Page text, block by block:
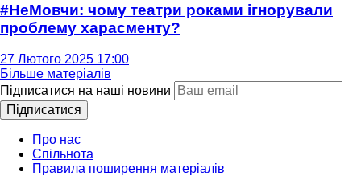
#НеМовчи: чому театри роками ігнорували
проблему харасменту?
27 Лютого 2025 17:00
Більше матеріалів
Підписатися на наші новини
Підписатися
Про нас
Спільнота
Правила поширення матеріалів